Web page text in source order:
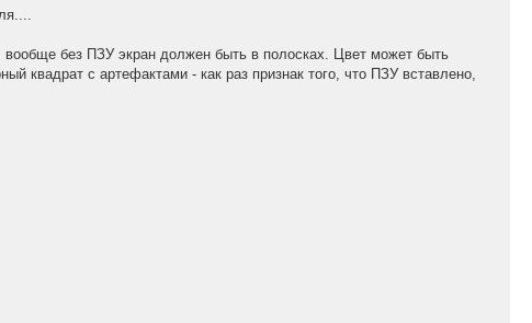
без ПЗУ экран должен быть в полосках. Цвет может быть
квадрат с артефактами - как раз признак того, что ПЗУ вставлено,